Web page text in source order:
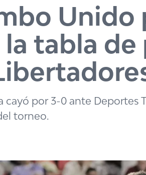
Unido
tabla de
cayó por 3-0 ante Deportes
torneo.